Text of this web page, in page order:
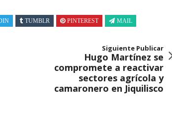
TUMBLR PINTEREST MAIL
Siguiente Publicar
Hugo Martínez se
compromete a reactivar
sectores agrícola y
camaronero en Jiquilisco